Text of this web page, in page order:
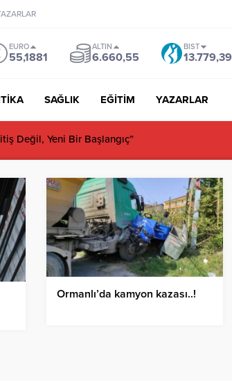
EURO
55,1881
ALTIN
6.660,55
BIST
13.779,39
SAĞLIK EĞİTİM YAZARLAR
Değil, Yeni Bir Başlangıç”
Ormanlı’da kamyon kazası..!